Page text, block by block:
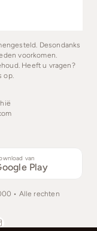
Desondanks
voorkomen.
Heeft u vragen?
op.
van
Play
• Alle rechten